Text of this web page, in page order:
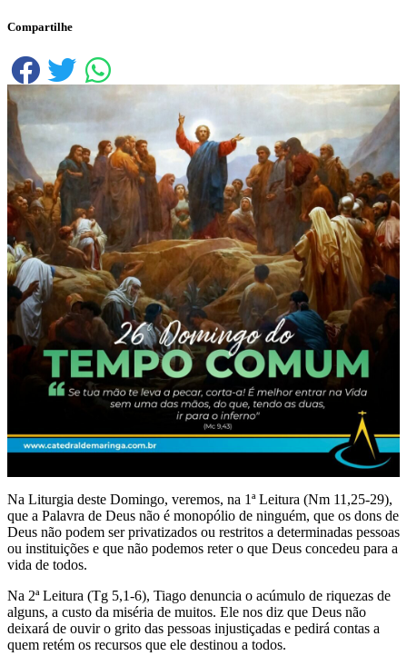
Compartilhe
Na Liturgia deste Domingo, veremos, na 1ª Leitura (Nm 11,25-29),
que a Palavra de Deus não é monopólio de ninguém, que os dons de
Deus não podem ser privatizados ou restritos a determinadas pessoas
ou instituições e que não podemos reter o que Deus concedeu para a
vida de todos.
Na 2ª Leitura (Tg 5,1-6), Tiago denuncia o acúmulo de riquezas de
alguns, a custo da miséria de muitos. Ele nos diz que Deus não
deixará de ouvir o grito das pessoas injustiçadas e pedirá contas a
quem retém os recursos que ele destinou a todos.